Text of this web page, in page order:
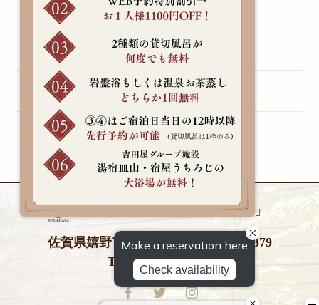
2013年の記事一覧（1）
2011年の記事一覧（1）
2010年の記事一覧（1）
2009年の記事一覧（1）
旅館吉田屋 別邸「をりから」
佐賀県嬉野市嬉野町大字岩屋川内甲379
Tel 0954-42-0026